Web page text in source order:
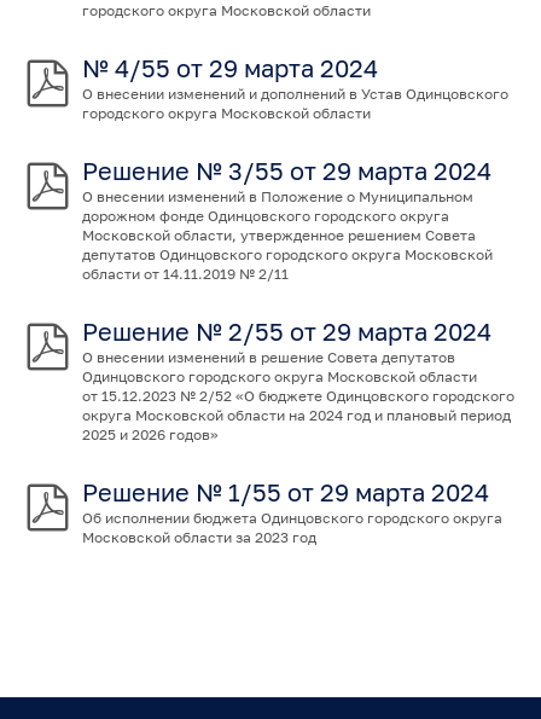
городского округа Московской области
№ 4/55 от 29 марта 2024
О внесении изменений и дополнений в Устав Одинцовского
городского округа Московской области
Решение № 3/55 от 29 марта 2024
О внесении изменений в Положение о Муниципальном
дорожном фонде Одинцовского городского округа
Московской области, утвержденное решением Совета
депутатов Одинцовского городского округа Московской
области от 14.11.2019 № 2/11
Решение № 2/55 от 29 марта 2024
О внесении изменений в решение Совета депутатов
Одинцовского городского округа Московской области
от 15.12.2023 № 2/52 «О бюджете Одинцовского городского
округа Московской области на 2024 год и плановый период
2025 и 2026 годов»
Решение № 1/55 от 29 марта 2024
Об исполнении бюджета Одинцовского городского округа
Московской области за 2023 год